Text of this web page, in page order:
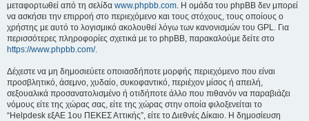
μεταφορτωθεί από τη σελίδα www.phpbb.com. Η ομάδα του phpBB δεν μπορεί
να ασκήσει την επιρροή στο περιεχόμενο και τους στόχους, τους οποίους ο
χρήστης με αυτό το λογισμικό ακολουθεί λόγω των κανονισμών του GPL. Για
περισσότερες πληροφορίες σχετικά με το phpBB, παρακαλούμε δείτε στο
https://www.phpbb.com/.
Δέχεστε να μη δημοσιεύετε οποιασδήποτε μορφής περιεχόμενο που είναι
προσβλητικό, άσεμνο, χυδαίο, συκοφαντικό, περιέχον μίσος ή απειλή,
σεξουαλικά προσανατολισμένο ή οτιδήποτε άλλο που πιθανόν να παραβιάζει
νόμους είτε της χώρας σας, είτε της χώρας στην οποία φιλοξενείται το
“Helpdesk εξΑΕ 1ου ΠΕΚΕΣ Αττικής”, είτε το Διεθνές Δίκαιο. Η δημοσίευση